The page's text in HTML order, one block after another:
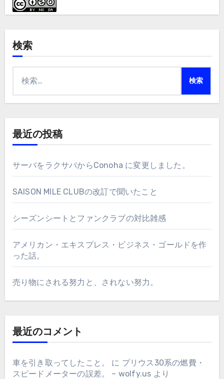
検索
最近の投稿
サーバをラクサバからConoha に変更しました。
SAISON MILE CLUBの改訂で聞いたこと
シーズンシートとファンクラブの対比雑感
アメリカン・エキスプレス・ビジネス・ゴールドを作
った話。
売り物にされる努力と、されない努力。
最近のコメント
車を引き取ってしたこと。 に プリウス30系の燃費・
スピードメーターの誤差。 – wolfy.us より